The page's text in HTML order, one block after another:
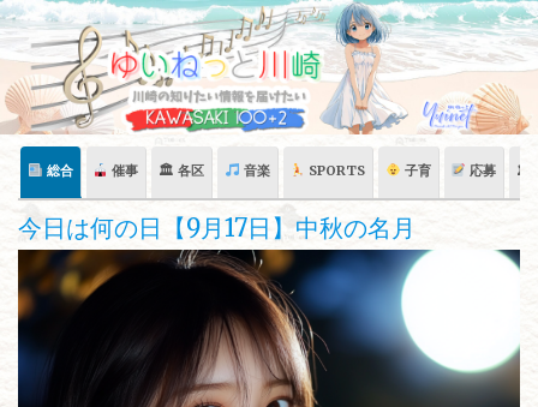
Skip
content
総合 催事 🏛 各区 音楽 SPORTS 子育 応募 🏛
今日は何の日【9月17日】中秋の名月